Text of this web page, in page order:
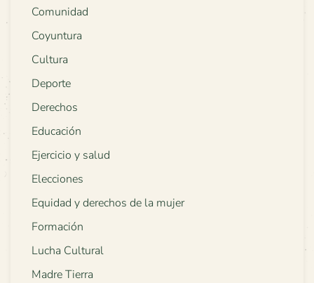
Comunidad
Coyuntura
Cultura
Deporte
Derechos
Educación
Ejercicio y salud
Elecciones
Equidad y derechos de la mujer
Formación
Lucha Cultural
Madre Tierra